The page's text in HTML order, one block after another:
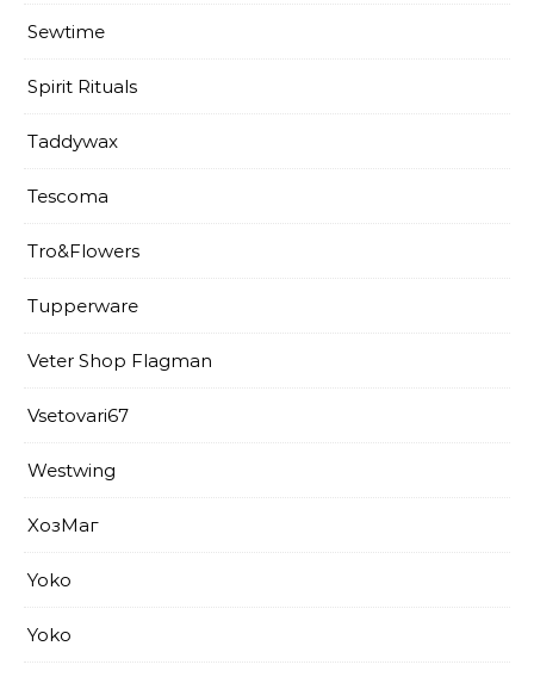
Sewtime
Spirit Rituals
Taddywax
Tescoma
Tro&Flowers
Tupperware
Veter Shop Flagman
Vsetovari67
Westwing
XoзМаг
Yoko
Yoko